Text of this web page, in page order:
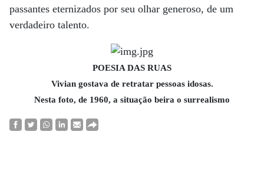
passantes eternizados por seu olhar generoso, de um
verdadeiro talento.
POESIA DAS RUAS
Vivian gostava de retratar pessoas idosas.
Nesta foto, de 1960, a situação beira o surrealismo